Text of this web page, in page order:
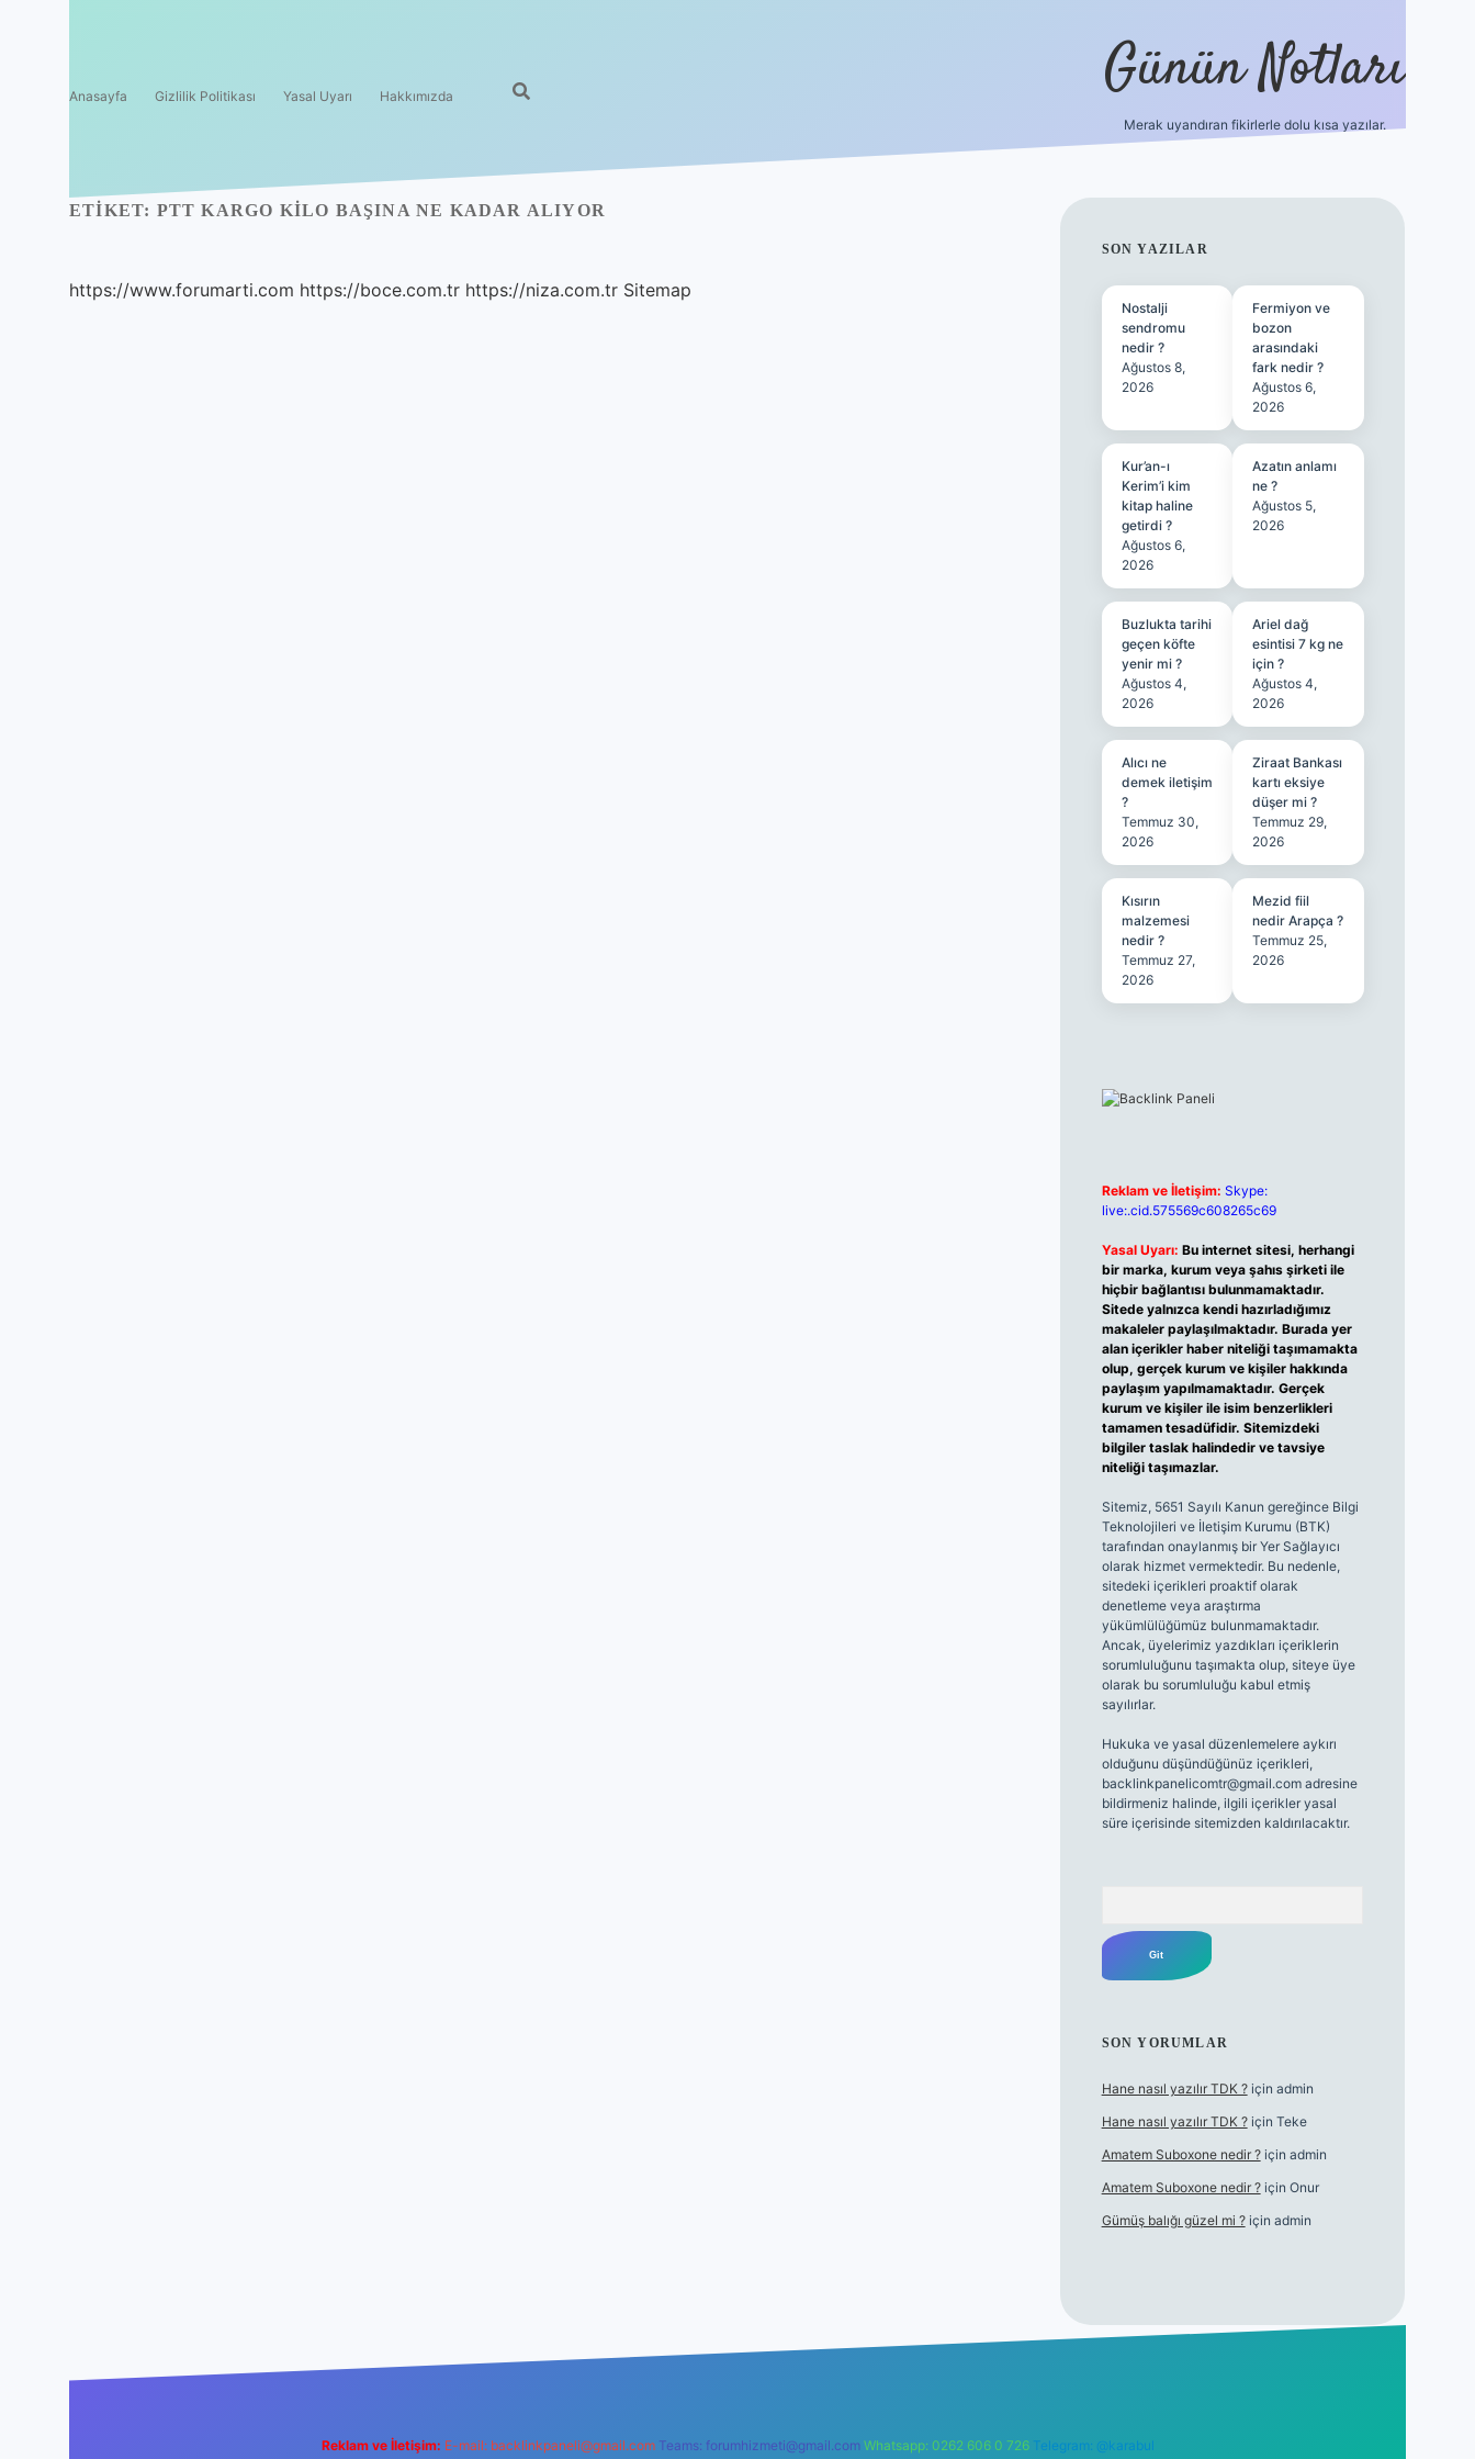
Anasayfa Gizlilik Politikası Yasal Uyarı Hakkımızda Günün Notları
Merak uyandıran fikirlerle dolu kısa yazılar.
ETIKET: PTT KARGO KILO BAŞINA NE KADAR ALIYOR
https://www.forumarti.com https://boce.com.tr https://niza.com.tr Sitemap
SIDEBAR
SON YAZILAR
Nostalji
sendromu
nedir ?
Ağustos 8,
2026
Fermiyon ve
bozon
arasındaki
fark nedir ?
Ağustos 6,
2026
Kur’an-ı
Kerim’i kim
kitap haline
getirdi ?
Ağustos 6,
2026
Azatın anlamı
ne ?
Ağustos 5,
2026
Buzlukta tarihi
geçen köfte
yenir mi ?
Ağustos 4,
2026
Ariel dağ
esintisi 7 kg ne
için ?
Ağustos 4,
2026
Alıcı ne
demek iletişim
?
Temmuz 30,
2026
Ziraat Bankası
kartı eksiye
düşer mi ?
Temmuz 29,
2026
Kısırın
malzemesi
nedir ?
Temmuz 27,
2026
Mezid fiil
nedir Arapça ?
Temmuz 25,
2026
Reklam ve İletişim: Skype:
live:.cid.575569c608265c69
Yasal Uyarı: Bu internet sitesi, herhangi
bir marka, kurum veya şahıs şirketi ile
hiçbir bağlantısı bulunmamaktadır.
Sitede yalnızca kendi hazırladığımız
makaleler paylaşılmaktadır. Burada yer
alan içerikler haber niteliği taşımamakta
olup, gerçek kurum ve kişiler hakkında
paylaşım yapılmamaktadır. Gerçek
kurum ve kişiler ile isim benzerlikleri
tamamen tesadüfidir. Sitemizdeki
bilgiler taslak halindedir ve tavsiye
niteliği taşımazlar.
Sitemiz, 5651 Sayılı Kanun gereğince Bilgi
Teknolojileri ve İletişim Kurumu (BTK)
tarafından onaylanmış bir Yer Sağlayıcı
olarak hizmet vermektedir. Bu nedenle,
sitedeki içerikleri proaktif olarak
denetleme veya araştırma
yükümlülüğümüz bulunmamaktadır.
Ancak, üyelerimiz yazdıkları içeriklerin
sorumluluğunu taşımakta olup, siteye üye
olarak bu sorumluluğu kabul etmiş
sayılırlar.
Hukuka ve yasal düzenlemelere aykırı
olduğunu düşündüğünüz içerikleri,
backlinkpanelicomtr@gmail.comadresine
bildirmeniz halinde, ilgili içerikler yasal
süre içerisinde sitemizden kaldırılacaktır.
SON YORUMLAR
Hane nasıl yazılır TDK ?için admin
Hane nasıl yazılır TDK ?için Teke
Amatem Suboxone nedir ?için admin
Amatem Suboxone nedir ?için Onur
Gümüş balığı güzel mi ?için admin
https://
Reklam ve İletişim: E-mail: backlinkpaneli@gmail.com Teams: forumhizmeti@gmail.com Whatsapp: 0262 606 0 726 Telegram: @karabul